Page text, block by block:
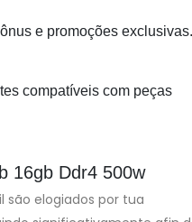
e promoções exclusivas.
compatíveis com peças
16gb Ddr4 500w
elogiados por tua